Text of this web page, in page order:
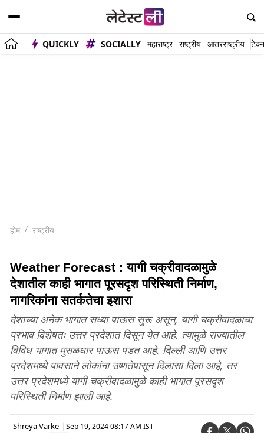
QUICKLY SOCIALLY महाराष्ट्र राष्ट्रीय आंतरराष्ट्रीय
होम राष्ट्रीय
Weather Forecast : यागी चक्रीवादळामुळे
देशातील काही भागात पूरसदृश परिस्थिती निर्माण,
नागरिकांना सतर्कतेचा इशारा
देशाच्या अनेक भागात सध्या पाऊस सुरू असून, यागी चक्रीवादळाचा
प्रभाव विशेषतः उत्तर प्रदेशात दिसून येत आहे. त्यामुळे राज्यातील
विविध भागात मुसळधार पाऊस पडत आहे. दिल्ली आणि उत्तर
प्रदेशमध्ये पावसाने लोकांना उष्णतेपासून दिलासा दिला आहे, तर
उत्तर प्रदेशमध्ये यागी चक्रीवादळामुळे काही भागात पूरसदृश
परिस्थिती निर्माण झाली आहे.
Shreya Varke |Sep 19, 2024 08:17 AM IST